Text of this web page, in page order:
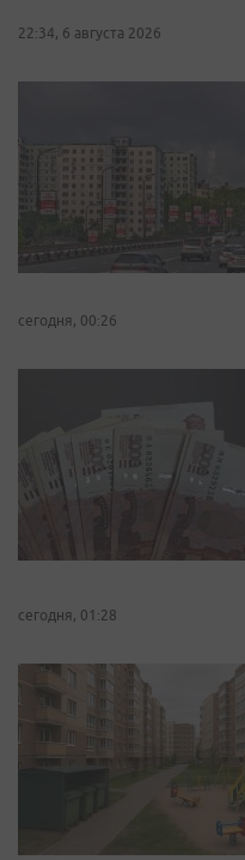
22:34, 6 августа 2026
сегодня, 00:26
сегодня, 01:28